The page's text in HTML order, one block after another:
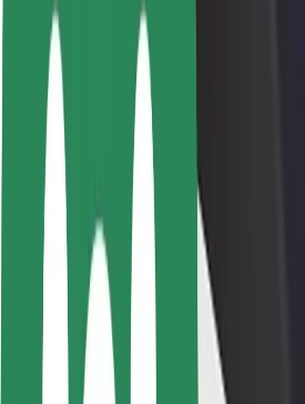
แนวทางการสร้างแบรนด์
พันธกิจ
นักลงทุนสัมพันธ์
ทีมผู้นำ
แบรนด์
สื่อ
Urban Fund
ความปลอดภัย
ความปลอดภัยของผู้โดยสาร